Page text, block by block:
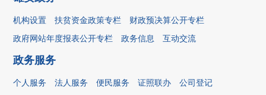
机构设置 扶贫资金政策专栏
财政预决算公开专栏
政府网站年度报表公开专栏
政务信息 互动交流
政务服务
个人服务 法人服务 便民服务 证照联办
公司登记